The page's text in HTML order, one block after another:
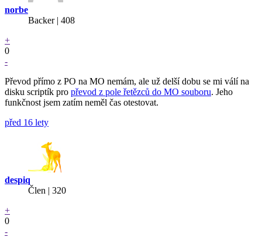
norbe
Backer| 408
+
0
-
Převod přímo z PO na MO nemám, ale už delší dobu se mi válí na
disku scriptík pro převod z pole řetězců do MO souboru. Jeho
funkčnost jsem zatím neměl čas otestovat.
před 16 lety
despiq
Člen | 320
+
0
-